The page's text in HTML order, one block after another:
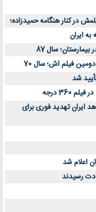
ایران
سال 87
شد
ایران تهدید فوری برای
رسیدند